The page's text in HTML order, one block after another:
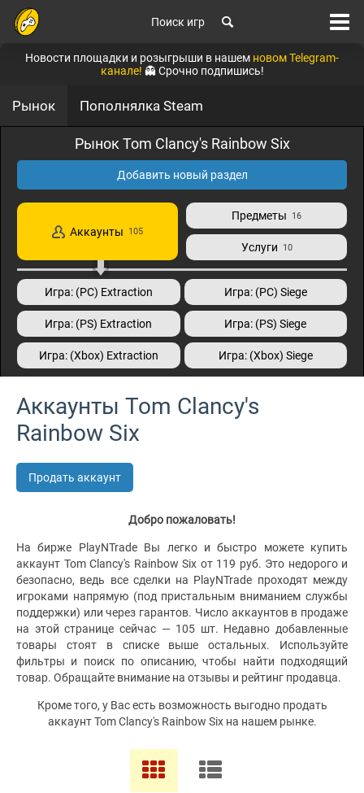
Поиск игр
Новости площадки и розыгрыши в нашем новом Telegram-
канале! 👻 Срочно подпишись!
Рынок Пополнялка Steam
Рынок Tom Clancy's Rainbow Six
Добавить новый раздел
Аккаунты 105
Предметы 16
Услуги 10
Игра: (PC) Extraction Игра: (PC) Siege
Игра: (PS) Extraction Игра: (PS) Siege
Игра: (Xbox) Extraction Игра: (Xbox) Siege
Аккаунты Tom Clancy's
Rainbow Six
Продать аккаунт
Добро пожаловать!
На бирже PlayNTrade Вы легко и быстро можете купить
аккаунт Tom Clancy's Rainbow Six от 119 руб. Это недорого и
безопасно, ведь все сделки на PlayNTrade проходят между
игроками напрямую (под пристальным вниманием службы
поддержки) или через гарантов. Число аккаунтов в продаже
на этой странице сейчас — 105 шт. Недавно добавленные
товары стоят в списке выше остальных. Используйте
фильтры и поиск по описанию, чтобы найти подходящий
товар. Обращайте внимание на отзывы и рейтинг продавца.
Кроме того, у Вас есть возможность выгодно продать
аккаунт Tom Clancy's Rainbow Six на нашем рынке.